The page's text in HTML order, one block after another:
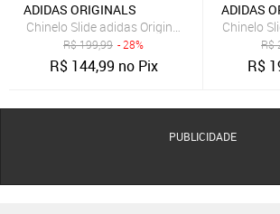
ADIDAS ORIGINALS
Chinelo Slide adidas Originals Adilette Lite
R$199,99 - 28%
R$ 144,99 no Pix
ADIDAS
Chinelo
R$
R$
PUBLICIDADE